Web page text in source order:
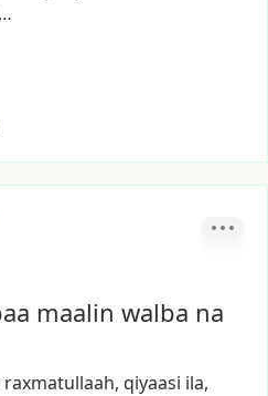
maalin walba na
raxmatullaah, qiyaasi ila,